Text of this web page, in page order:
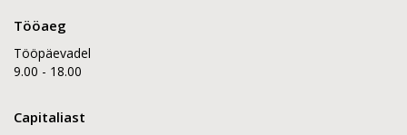
Tööaeg
Tööpäevadel
9.00 - 18.00
Capitaliast